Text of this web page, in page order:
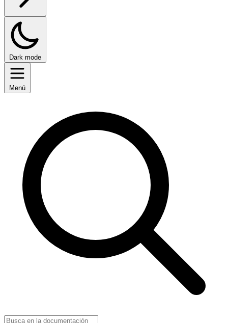
Dark mode
Menú